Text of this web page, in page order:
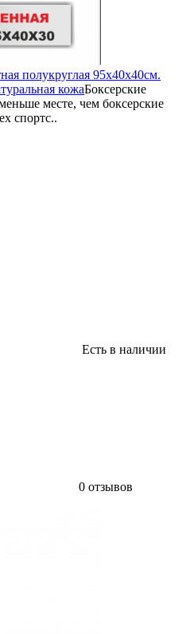
полукруглая 95х40х40см.
кожаБоксерские
месте, чем боксерские
спортс..
Есть в наличии
0 отзывов